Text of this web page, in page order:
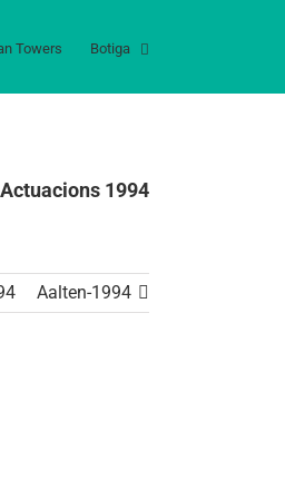
Towers Botiga
Actuacions 1994
Aalten-1994